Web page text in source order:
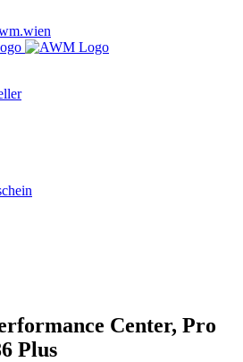
Center, Pro
Plus